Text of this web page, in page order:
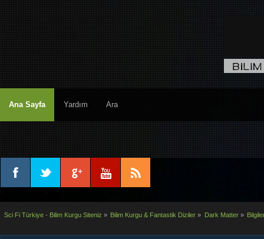
Ana Sayfa Yardım Ara
Sci Fi Türkiye - Bilim Kurgu Siteniz » Bilim Kurgu & Fantastik Diziler » Dark Matter»